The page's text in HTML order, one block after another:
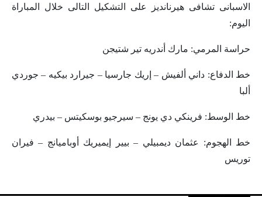
الاسبانى تشافى هيرنانديز على التشكيل التالى خلال المباراة
اليوم:
حراسة المرمي: مارك أندريه تير شتيجن
خط الدفاع: داني ألفيش – إريك جارسيا – جيرارد بيكيه – جوردي
ألبا
خط الوسط: فرينكي دي يونج – سيرجيو بوسكيتس – بيدري
خط الهجوم: عثمان ديمبيلي – بيير إيميريك أوباميانج – فيران
توريس